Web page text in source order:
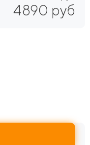
4890 руб